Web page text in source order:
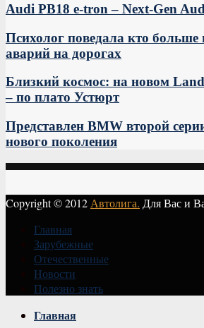
Audi PB18 e-tron – Next-Gen
Психолог поведала кто больше
аварий на дорогах
Близкий космос: на новом
– по плато Устюрт
Представлен BMW второй
нового поколения
Copyright © 2012 Автолига. Для Вас и
Главная
Зарубежные
Отечественные
Новости
Полезно знать
Главная